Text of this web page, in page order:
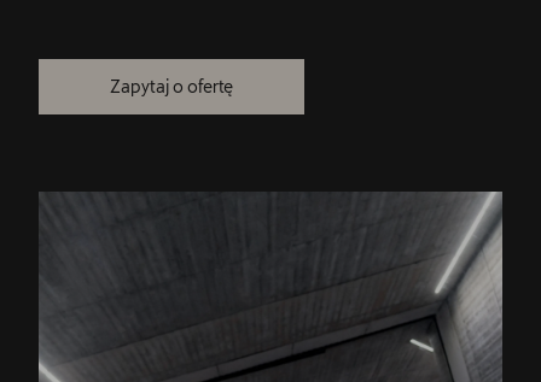
Zapytaj o ofertę